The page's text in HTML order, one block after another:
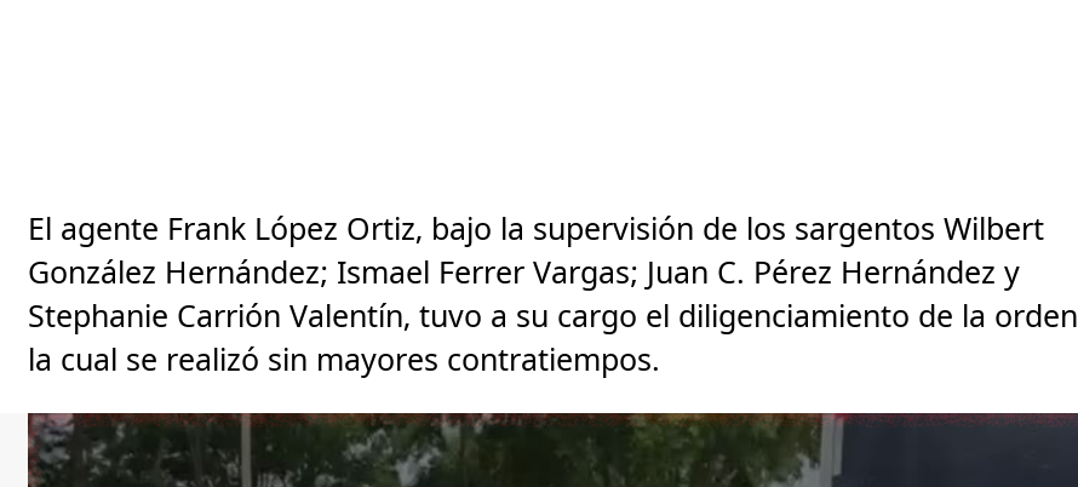
El agente Frank López Ortiz, bajo la supervisión de los sargentos Wilbert
González Hernández; Ismael Ferrer Vargas; Juan C. Pérez Hernández y
Stephanie Carrión Valentín, tuvo a su cargo el diligenciamiento de la orden
la cual se realizó sin mayores contratiempos.